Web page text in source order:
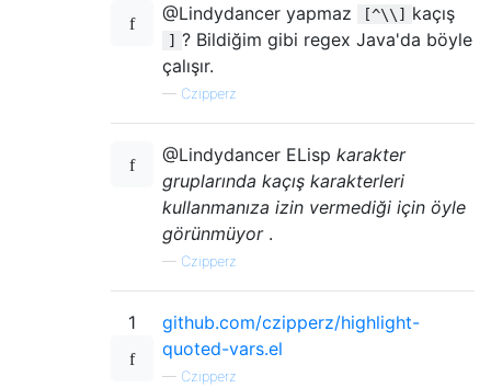
@Lindydancer yapmaz [^\\] kaçış
] ? Bildiğim gibi regex Java'da böyle
çalışır.
— Czipperz
@Lindydancer ELisp karakter
gruplarında kaçış karakterleri
kullanmanıza izin vermediği için öyle
görünmüyor.
— Czipperz
1
github.com/czipperz/highlight-
quoted-vars.el
— Czipperz